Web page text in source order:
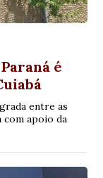
é
entre as
com apoio da